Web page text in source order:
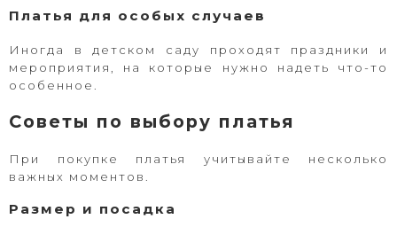
Платья для особых случаев
Иногда в детском саду проходят праздники и
мероприятия, на которые нужно надеть что-то
особенное.
Советы по выбору платья
При покупке платья учитывайте несколько
важных моментов.
Размер и посадка